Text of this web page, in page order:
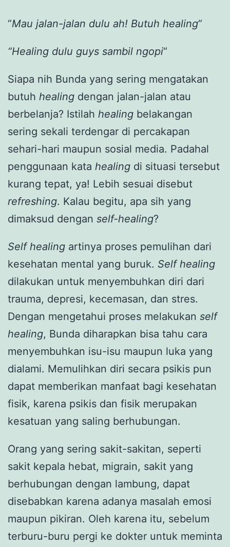
“Mau jalan-jalan dulu ah! Butuh healing“
“Healing dulu guys sambil ngopi“
Siapa nih Bunda yang sering mengatakan
butuh healing dengan jalan-jalan atau
berbelanja? Istilah healing belakangan
sering sekali terdengar di percakapan
sehari-hari maupun sosial media. Padahal
penggunaan kata healing di situasi tersebut
kurang tepat, ya! Lebih sesuai disebut
refreshing. Kalau begitu, apa sih yang
dimaksud dengan self-healing?
Self healing artinya proses pemulihan dari
kesehatan mental yang buruk. Self healing
dilakukan untuk menyembuhkan diri dari
trauma, depresi, kecemasan, dan stres.
Dengan mengetahui proses melakukan self
healing, Bunda diharapkan bisa tahu cara
menyembuhkan isu-isu maupun luka yang
dialami. Memulihkan diri secara psikis pun
dapat memberikan manfaat bagi kesehatan
fisik, karena psikis dan fisik merupakan
kesatuan yang saling berhubungan.
Orang yang sering sakit-sakitan, seperti
sakit kepala hebat, migrain, sakit yang
berhubungan dengan lambung, dapat
disebabkan karena adanya masalah emosi
maupun pikiran. Oleh karena itu, sebelum
terburu-buru pergi ke dokter untuk meminta